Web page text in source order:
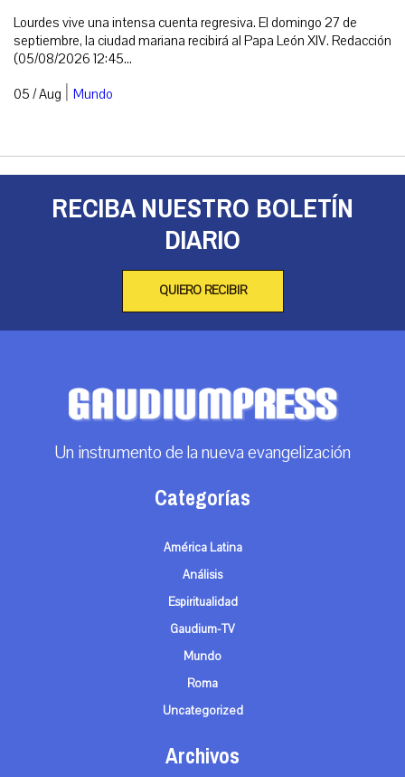
Lourdes vive una intensa cuenta regresiva. El domingo 27 de
septiembre, la ciudad mariana recibirá al Papa León XIV. Redacción
(05/08/2026 12:45...
05 / Aug | Mundo
RECIBA NUESTRO BOLETÍN
DIARIO
QUIERO RECIBIR
Un instrumento de la nueva evangelización
Categorías
América Latina
Análisis
Espiritualidad
Gaudium-TV
Mundo
Roma
Uncategorized
Archivos